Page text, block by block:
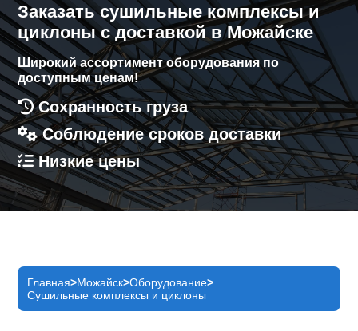
Заказать сушильные комплексы и
циклоны с доставкой в Можайске
Широкий ассортимент оборудования по
доступным ценам!
Сохранность груза
Соблюдение сроков доставки
Низкие цены
Главная Можайск Оборудование
Сушильные комплексы и циклоны